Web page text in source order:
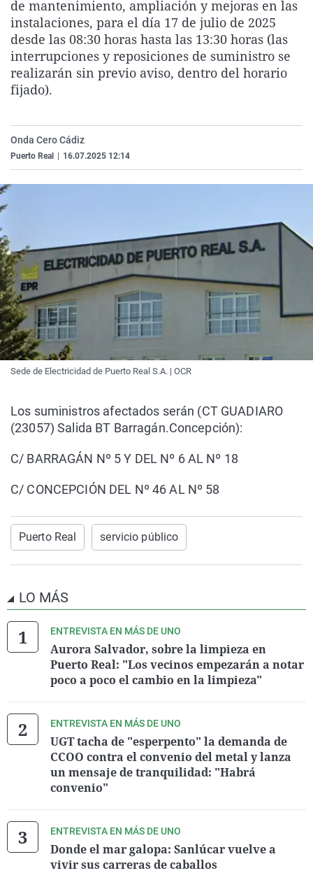
La rosa de los vientos
Gente viajera
Como el perro y el
Caso
Retornados
Equipo de
Extremadura
Galicia
La Rioja
Virales
Televisión
Elecciones
de mantenimiento, ampliación y mejoras en las
instalaciones, para el día 17 de julio de 2025
desde las 08:30 horas hasta las 13:30 horas (las
interrupciones y reposiciones de suministro se
realizarán sin previo aviso, dentro del horario
fijado).
Onda Cero Cádiz
Puerto Real 16.07.2025 12:14
Sede de Electricidad de Puerto Real S.A. | OCR
Los suministros afectados serán (CT GUADIARO
(23057) Salida BT Barragán.Concepción):
C/ BARRAGÁN Nº 5 Y DEL Nº 6 AL Nº 18
C/ CONCEPCIÓN DEL Nº 46 AL Nº 58
Puerto Real servicio público
LO MÁS
ENTREVISTA EN MÁS DE UNO
Aurora Salvador, sobre la limpieza en
Puerto Real: "Los vecinos empezarán a notar
poco a poco el cambio en la limpieza"
ENTREVISTA EN MÁS DE UNO
UGT tacha de "esperpento" la demanda de
CCOO contra el convenio del metal y lanza
un mensaje de tranquilidad: "Habrá
convenio"
ENTREVISTA EN MÁS DE UNO
Donde el mar galopa: Sanlúcar vuelve a
vivir sus carreras de caballos